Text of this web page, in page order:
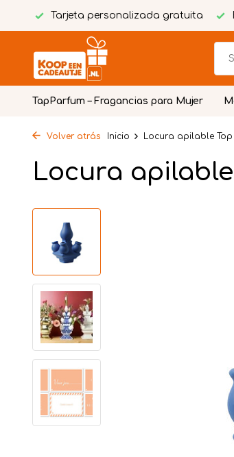
Tarjeta personalizada gratuita
TapParfum – Fragancias para Mujer
Volver atrás Inicio Locura apilable Top
Locura